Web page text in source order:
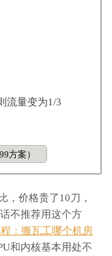
流量变为1/3
方案）
，价格贵了10刀，
不推荐用这个方
：搬瓦工哪个机房
和内核基本用处不